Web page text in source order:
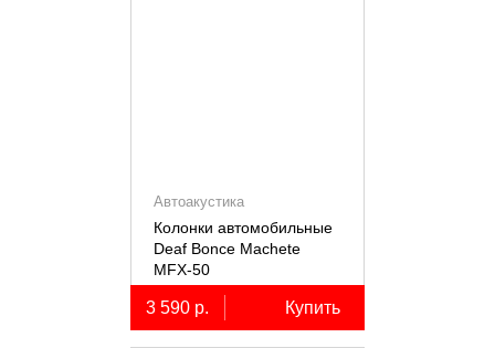
Автоакустика
Колонки автомобильные
Deaf Bonce Machete
MFX-50
3 590 р. Купить